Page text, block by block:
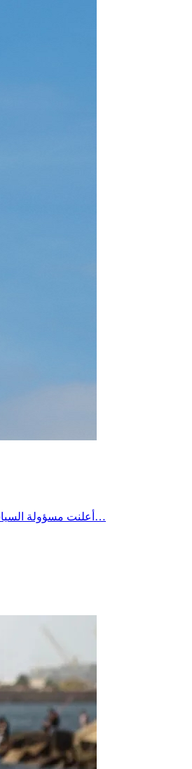
أعلنت مسؤولة السياسة الخارجية في الاتحاد الأوروبي، كايا كالاس، توصل دول الاتحاد إلى اتفاق بشأن الحزمة الحادية والعشرين من العقوبات المفروضة على روسيا، ووصفتها بأنها الأكبر منذ…